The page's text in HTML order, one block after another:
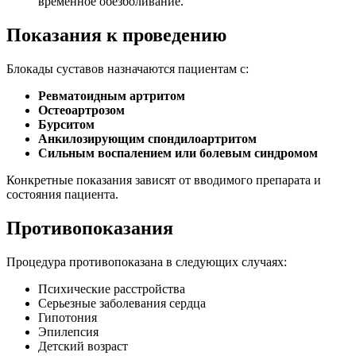
Показания к проведению
Блокады суставов назначаются пациентам с:
Ревматоидным артритом
Остеоартрозом
Бурситом
Анкилозирующим спондилоартритом
Сильным воспалением или болевым синдромом
Конкретные показания зависят от вводимого препарата и
состояния пациента.
Противопоказания
Процедура противопоказана в следующих случаях:
Психические расстройства
Серьезные заболевания сердца
Гипотония
Эпилепсия
Детский возраст